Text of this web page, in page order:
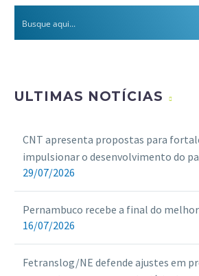
ULTIMAS NOTÍCIAS
CNT apresenta propostas para
impulsionar o desenvolvimento do
29/07/2026
Pernambuco recebe a final do
16/07/2026
Fetranslog/NE defende ajustes em